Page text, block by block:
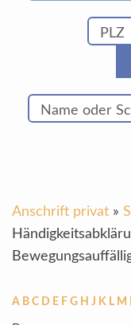
Anschrift privat »
A B C D E F G H J K L M